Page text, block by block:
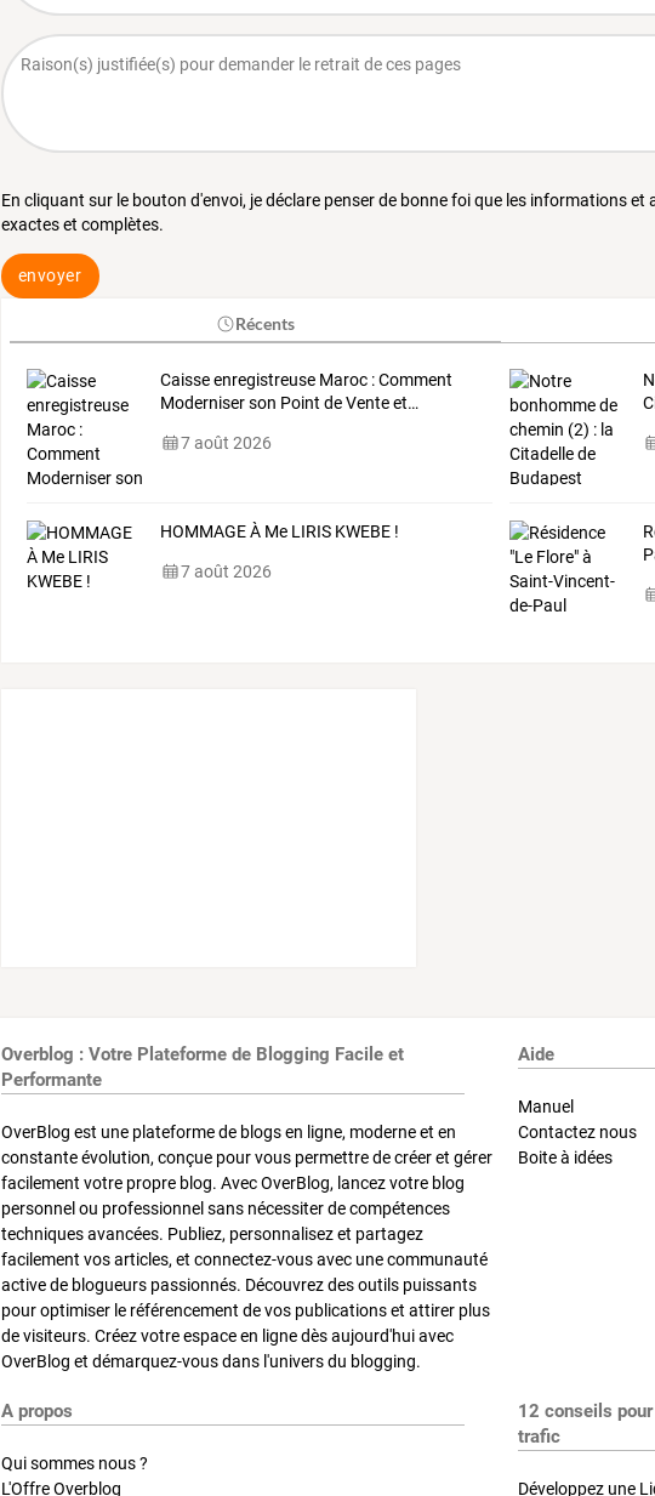
En cliquant sur le bouton d'envoi, je déclare penser de bonne foi que les informations
exactes et complètes.
envoyer
Récents
CaisseenregistreuseMaroc:Comment
Moderniserson Point deVenteet…
7 août 2026
HOMMAGE À Me LIRIS KWEBE !
7 août 2026
Overblog : Votre Plateforme de Blogging Facile et
Performante
OverBlog est une plateforme de blogs en ligne, moderne et en
constante évolution, conçue pour vous permettre de créer et gérer
facilement votre propre blog. Avec OverBlog, lancez votre blog
personnel ou professionnel sans nécessiter de compétences
techniques avancées. Publiez, personnalisez et partagez
facilement vos articles, et connectez-vous avec une communauté
active de blogueurs passionnés. Découvrez des outils puissants
pour optimiser le référencement de vos publications et attirer plus
de visiteurs. Créez votre espace en ligne dès aujourd'hui avec
OverBlog et démarquez-vous dans l'univers du blogging.
Aide
Manuel
Contactez nous
Boite à idées
A propos
Qui sommes nous ?
L'Offre Overblog
12 conseils
trafic
Développez une